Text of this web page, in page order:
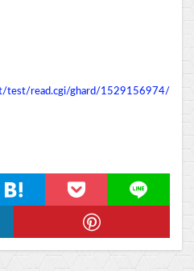
test/read.cgi/ghard/1529156974/